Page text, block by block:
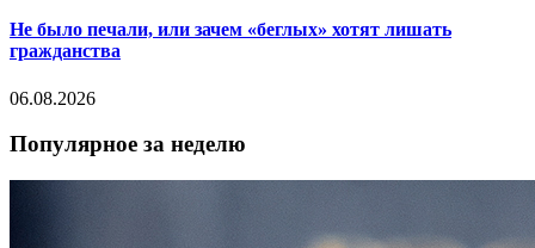
Не было печали, или зачем «беглых» хотят лишать
гражданства
06.08.2026
Популярное за неделю